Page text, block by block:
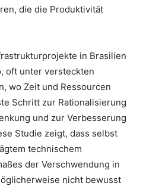
die die Produktivität
in Brasilien
oft unter versteckten
wo Zeit und Ressourcen
Schritt zur Rationalisierung
und zur Verbesserung
Studie zeigt, dass selbst
technischem
der Verschwendung in
nicht bewusst